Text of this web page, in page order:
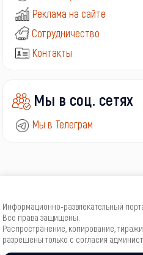
Реклама на сайте
Сотрудничество
Контакты
Мы в соц. сетях
Мы в Телеграм
Информационно-развлекательный
Все права защищены.
Распространение, копирование,
разрешены только с согласия